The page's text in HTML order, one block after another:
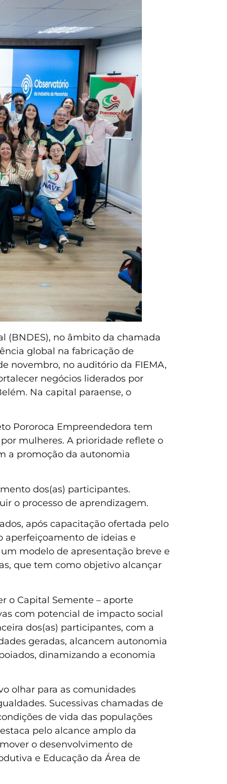
(BNDES), no âmbito da chamada
global na fabricação de
novembro, no auditório da FIEMA,
negócios liderados por
Na capital paraense, o
Pororoca Empreendedora tem
mulheres. A prioridade reflete o
a promoção da autonomia
dos(as) participantes.
o processo de aprendizagem.
após capacitação ofertada pelo
aperfeiçoamento de ideias e
modelo de apresentação breve e
que tem como objetivo alcançar
o Capital Semente – aporte
com potencial de impacto social
dos(as) participantes, com a
geradas, alcancem autonomia
dinamizando a economia
olhar para as comunidades
Sucessivas chamadas de
de vida das populações
pelo alcance amplo da
o desenvolvimento de
e Educação da Área de